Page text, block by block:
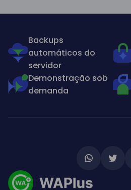
Backups
automáticos do
servidor
Demonstração sob
demanda